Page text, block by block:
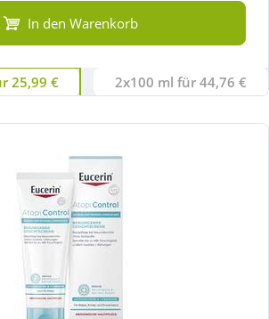
In den Warenkorb
25,99 € 2x100 ml für 44,76 €